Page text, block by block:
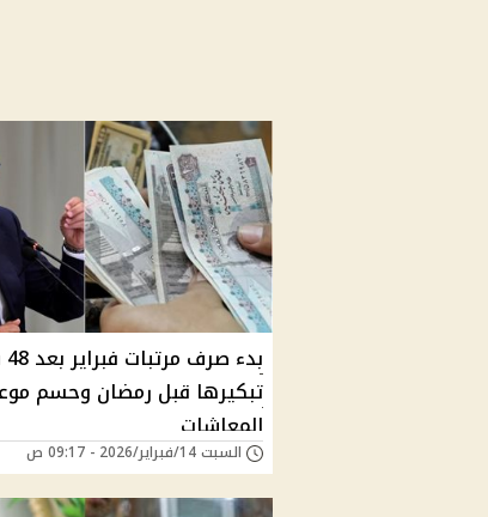
تبكيرها قبل رمضان وحسم
المعاشات
السبت 14/فبراير/2026 - 09:17 ص